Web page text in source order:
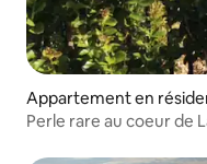
Appartement en
Perle rare au coeur de